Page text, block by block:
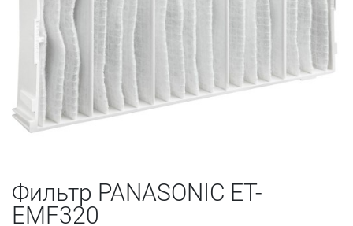
Фильтр PANASONIC ET-
EMF320